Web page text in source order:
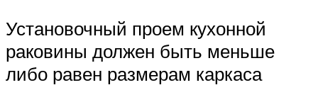
Установочный проем кухонной
раковины должен быть меньше
либо равен размерам каркаса